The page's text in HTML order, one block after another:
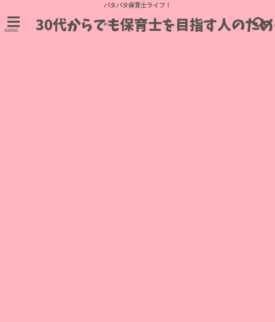
バタバタ保育士ライフ！
menu